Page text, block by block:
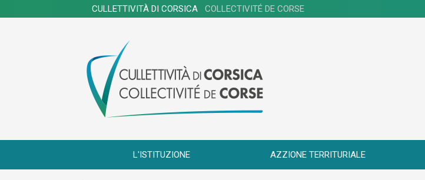
CULLETTIVITÀ DI CORSICA COLLECTIVITÉ DE CORSE
L'ISTITUZIONE AZZIONE TERRITURIALE